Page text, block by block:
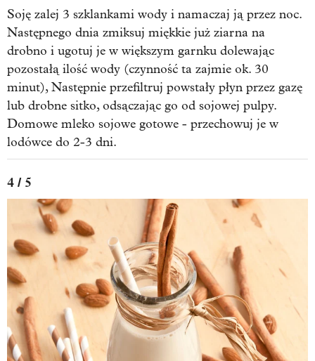
Soję zalej 3 szklankami wody i namaczaj ją przez noc.
Następnego dnia zmiksuj miękkie już ziarna na
drobno i ugotuj je w większym garnku dolewając
pozostałą ilość wody (czynność ta zajmie ok. 30
minut), Następnie przefiltruj powstały płyn przez gazę
lub drobne sitko, odsączając go od sojowej pulpy.
Domowe mleko sojowe gotowe - przechowuj je w
lodówce do 2-3 dni.
4 / 5